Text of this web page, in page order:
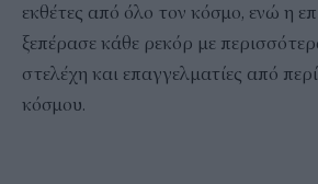
εκθέτες από όλο τον κόσμο, ενώ η
ξεπέρασε κάθε ρεκόρ με
στελέχη και επαγγελματίες από
κόσμου.